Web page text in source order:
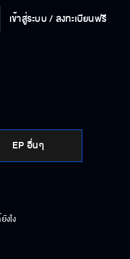
เข้าสู่ระบบ / ลงทะเบียนฟรี
EP อื่นๆ
รุนแรง
งไง